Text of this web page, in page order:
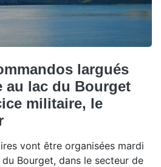
largués
au lac du Bourget
militaire, le
vont être organisées mardi
Bourget, dans le secteur de